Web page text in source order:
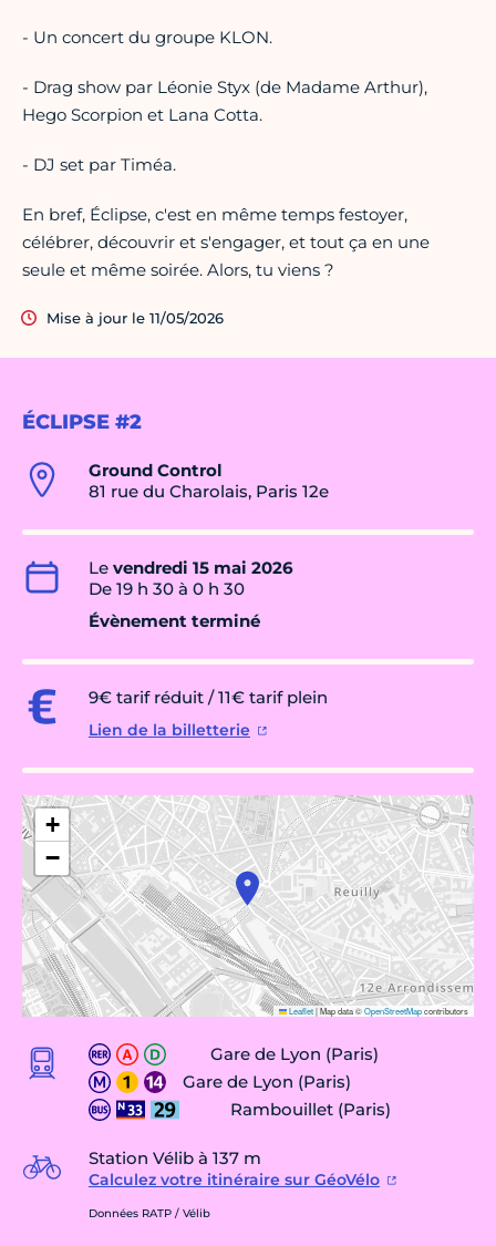
ÉCLIPSE #2
Ground Control
81 rue du Charolais, Paris 12e
Le vendredi 15 mai 2026
De 19 h 30 à 0 h 30
Évènement terminé
9€ tarif réduit / 11€ tarif plein
Lien de la billetterie
+
−
Leaflet|Map data ©OpenStreetMapcontributors
Gare de Lyon (Paris)
Gare de Lyon (Paris)
Rambouillet (Paris)
Station Vélib à 137 m
Calculez votre itinéraire sur GéoVélo
Données RATP / Vélib
- Un concert du groupe KLON.
- Drag show par Léonie Styx (de Madame Arthur),
Hego Scorpion et Lana Cotta.
- DJ set par Timéa.
En bref, Éclipse, c'est en même temps festoyer,
célébrer, découvrir et s'engager, et tout ça en une
seule et même soirée. Alors, tu viens ?
Mise à jour le 11/05/2026